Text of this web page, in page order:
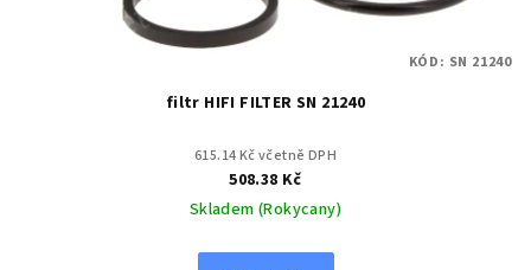
filtr HIFI FILTER SN 21240
615.14 Kč včetně DPH
508.38 Kč
Skladem (Rokycany)
KÓD: SN 21240